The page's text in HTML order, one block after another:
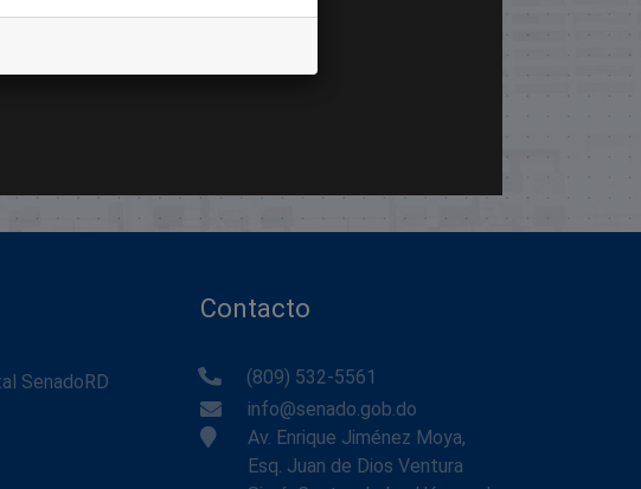
SenadoRD
Contacto
(809) 532-5561
info@senado.gob.do
Av. Enrique Jiménez Moya,
Esq. Juan de Dios Ventura